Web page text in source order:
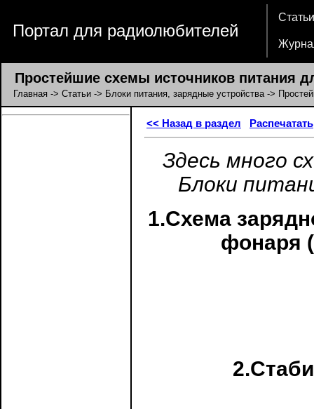
Портал для радиолюбителей
Статьи
Простейшие схемы источников питания
Главная -> Статьи -> Блоки питания, зарядные устройства->
<< Назад в раздел Распечатать
Здесь много
Блоки
1.Схема
фонаря